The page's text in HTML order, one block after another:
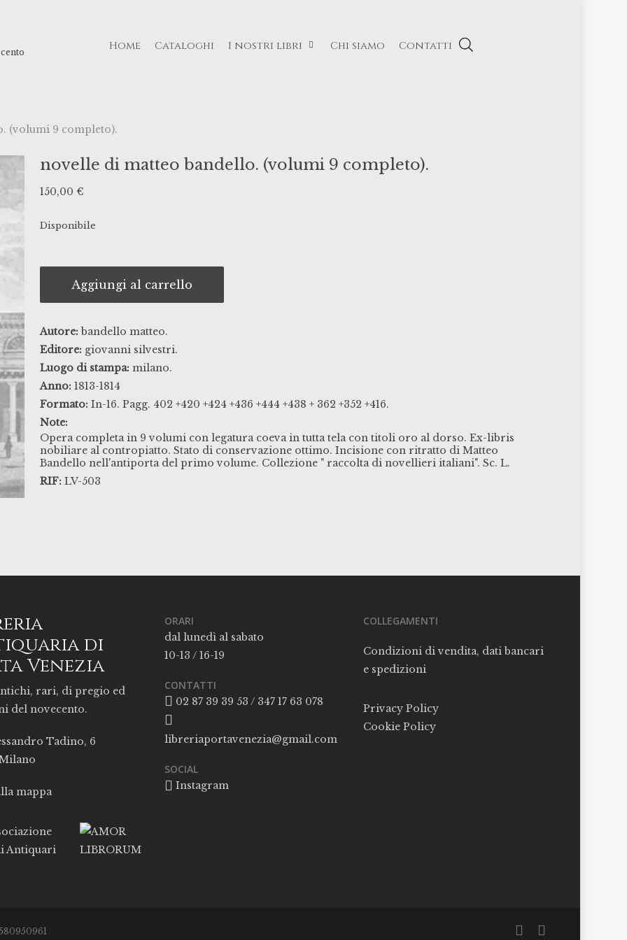
Home Cataloghi I nostri libri Chi siamo Contatti
(volumi 9 completo).
novelle di matteo bandello. (volumi 9 completo).
150,00 €
Disponibile
Aggiungi al carrello
Autore: bandello matteo.
Editore: giovanni silvestri.
Luogo di stampa: milano.
Anno: 1813-1814
Formato: In-16. Pagg. 402 +420 +424 +436 +444 +438 + 362 +352 +416.
Note:
Opera completa in 9 volumi con legatura coeva in tutta tela con titoli oro al dorso. Ex-libris
nobiliare al contropiatto. Stato di conservazione ottimo. Incisione con ritratto di Matteo
Bandello nell'antiporta del primo volume. Collezione " raccolta di novellieri italiani". Sc. L.
RIF: LV-503
di
Venezia
rari, di pregio ed
del novecento.
Tadino, 6
mappa
ORARI
dal lunedì al sabato
10-13 / 16-19
CONTATTI
02 87 39 39 53 / 347 17 63 078
libreriaportavenezia@gmail.com
SOCIAL
Instagram
COLLEGAMENTI
Condizioni di vendita, dati bancari
e spedizioni
Privacy Policy
Cookie Policy
facebookinstagram